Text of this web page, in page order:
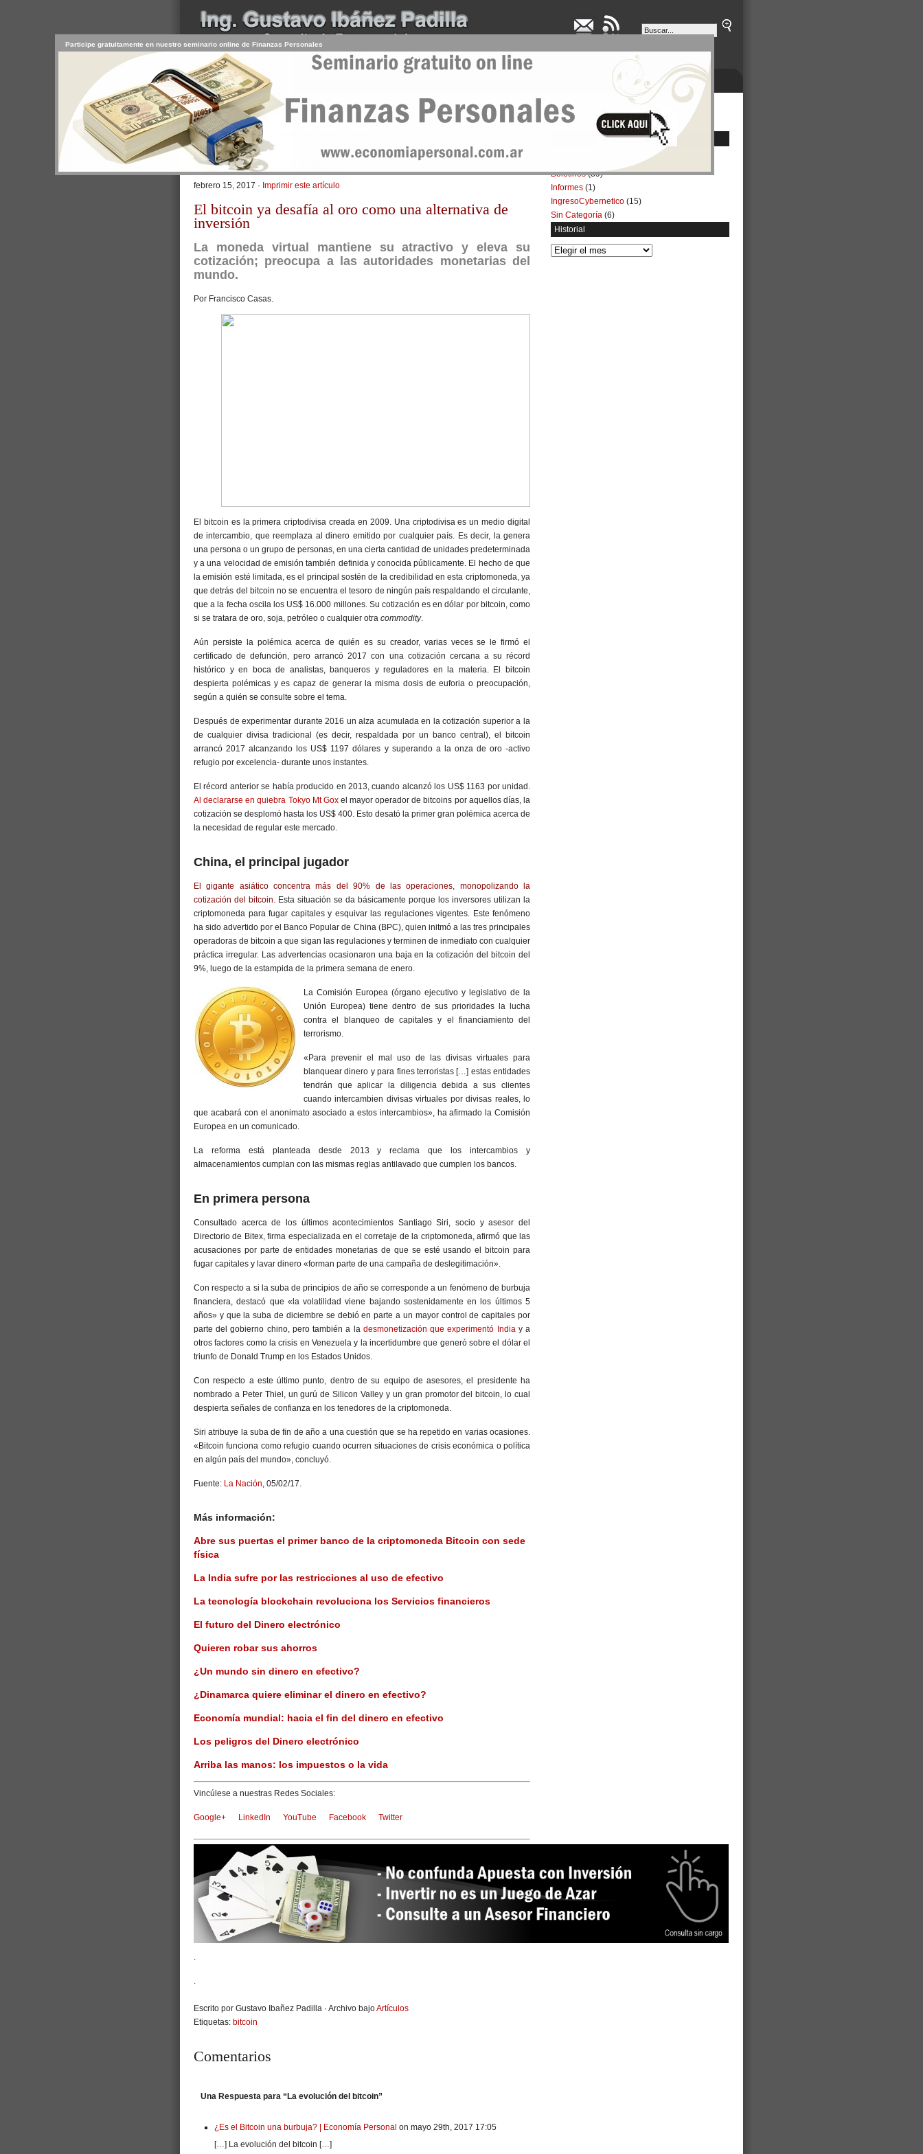
INICIO SERVICIOS BOLETINES NEGOCIOS
CONTACTO USUARIO
>Inicio/Artículos / La evolución del bitcoin | Economía Personal
La evolución del bitcoin
febrero 15, 2017 · Imprimir este artículo
El bitcoin ya desafía al oro como una alternativa de
inversión
La moneda virtual mantiene su atractivo y eleva su
cotización; preocupa a las autoridades monetarias del
mundo.
Por Francisco Casas.
El bitcoin es la primera criptodivisa creada en 2009. Una criptodivisa es un medio digital
de intercambio, que reemplaza al dinero emitido por cualquier país. Es decir, la genera
una persona o un grupo de personas, en una cierta cantidad de unidades predeterminada
y a una velocidad de emisión también definida y conocida públicamente. El hecho de que
la emisión esté limitada, es el principal sostén de la credibilidad en esta criptomoneda, ya
que detrás del bitcoin no se encuentra el tesoro de ningún país respaldando el circulante,
que a la fecha oscila los US$ 16.000 millones. Su cotización es en dólar por bitcoin, como
si se tratara de oro, soja, petróleo o cualquier otra commodity.
Aún persiste la polémica acerca de quién es su creador, varias veces se le firmó el
certificado de defunción, pero arrancó 2017 con una cotización cercana a su récord
histórico y en boca de analistas, banqueros y reguladores en la materia. El bitcoin
despierta polémicas y es capaz de generar la misma dosis de euforia o preocupación,
según a quién se consulte sobre el tema.
Después de experimentar durante 2016 un alza acumulada en la cotización superior a la
de cualquier divisa tradicional (es decir, respaldada por un banco central), el bitcoin
arrancó 2017 alcanzando los US$ 1197 dólares y superando a la onza de oro -activo
refugio por excelencia- durante unos instantes.
El récord anterior se había producido en 2013, cuando alcanzó los US$ 1163 por unidad.
Al declararse en quiebra Tokyo Mt Goxel mayor operador de bitcoins por aquellos días, la
cotización se desplomó hasta los US$ 400. Esto desató la primer gran polémica acerca de
la necesidad de regular este mercado.
China, el principal jugador
El gigante asiático concentra más del 90% de las operaciones, monopolizando la
cotización del bitcoin.
Esta situación se da básicamente porque los inversores utilizan la
criptomoneda para fugar capitales y esquivar las regulaciones vigentes. Este fenómeno
ha sido advertido por el Banco Popular de China (BPC), quien initmó a las tres principales
operadoras de bitcoin a que sigan las regulaciones y terminen de inmediato con cualquier
práctica irregular. Las advertencias ocasionaron una baja en la cotización del bitcoin del
9%, luego de la estampida de la primera semana de enero.
La Comisión Europea (órgano ejecutivo y legislativo de la
Unión Europea) tiene dentro de sus prioridades la lucha
contra el blanqueo de capitales y el financiamiento del
terrorismo.
«Para prevenir el mal uso de las divisas virtuales para
blanquear dinero y para fines terroristas […] estas entidades
tendrán que aplicar la diligencia debida a sus clientes
cuando intercambien divisas virtuales por divisas reales, lo
que acabará con el anonimato asociado a estos intercambios», ha afirmado la Comisión
Europea en un comunicado.
La reforma está planteada desde 2013 y reclama que los intercambios y
almacenamientos cumplan con las mismas reglas antilavado que cumplen los bancos.
En primera persona
Consultado acerca de los últimos acontecimientos Santiago Siri, socio y asesor del
Directorio de Bitex, firma especializada en el corretaje de la criptomoneda, afirmó que las
acusaciones por parte de entidades monetarias de que se esté usando el bitcoin para
fugar capitales y lavar dinero «forman parte de una campaña de deslegitimación».
Con respecto a si la suba de principios de año se corresponde a un fenómeno de burbuja
financiera, destacó que «la volatilidad viene bajando sostenidamente en los últimos 5
años» y que la suba de diciembre se debió en parte a un mayor control de capitales por
parte del gobierno chino, pero también a la desmonetización que experimentó India y a
otros factores como la crisis en Venezuela y la incertidumbre que generó sobre el dólar el
triunfo de Donald Trump en los Estados Unidos.
Con respecto a este último punto, dentro de su equipo de asesores, el presidente ha
nombrado a Peter Thiel, un gurú de Silicon Valley y un gran promotor del bitcoin, lo cual
despierta señales de confianza en los tenedores de la criptomoneda.
Siri atribuye la suba de fin de año a una cuestión que se ha repetido en varias ocasiones.
«Bitcoin funciona como refugio cuando ocurren situaciones de crisis económica o política
en algún país del mundo», concluyó.
Fuente: La Nación , 05/02/17.
Más información:
Abre sus puertas el primer banco de la criptomoneda Bitcoin con sede
física
La India sufre por las restricciones al uso de efectivo
La tecnología blockchain revoluciona los Servicios financieros
El futuro del Dinero electrónico
Quieren robar sus ahorros
¿Un mundo sin dinero en efectivo?
¿Dinamarca quiere eliminar el dinero en efectivo?
Economía mundial: hacia el fin del dinero en efectivo
Los peligros del Dinero electrónico
Arriba las manos: los impuestos o la vida
Vincúlese a nuestras Redes Sociales:
Google+ LinkedIn YouTube Facebook Twitter
Participe gratuitamente en nuestro seminario online de Finanzas Personales
.
.
Escrito por Gustavo Ibañez Padilla · Archivo bajoArtículos
Etiquetas: bitcoin
Comentarios
Una Respuesta para “La evolución del bitcoin”
¿Es el Bitcoin una burbuja? | Economía Personal on mayo 29th, 2017 17:05
[…] La evolución del bitcoin […]
Boletines(39)
Informes (1)
IngresoCybernetico (15)
Sin Categoría (6)
Historial
Historial